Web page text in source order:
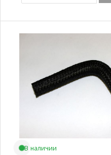
В наличии